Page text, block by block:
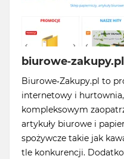
biurowe-zakupy.pl
Biurowe-Zakupy.pl to
internetowy i
kompleksowym
artykuły biurowe i
spożywcze takie jak
tle konkurencji.